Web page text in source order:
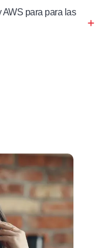
AWS para para las